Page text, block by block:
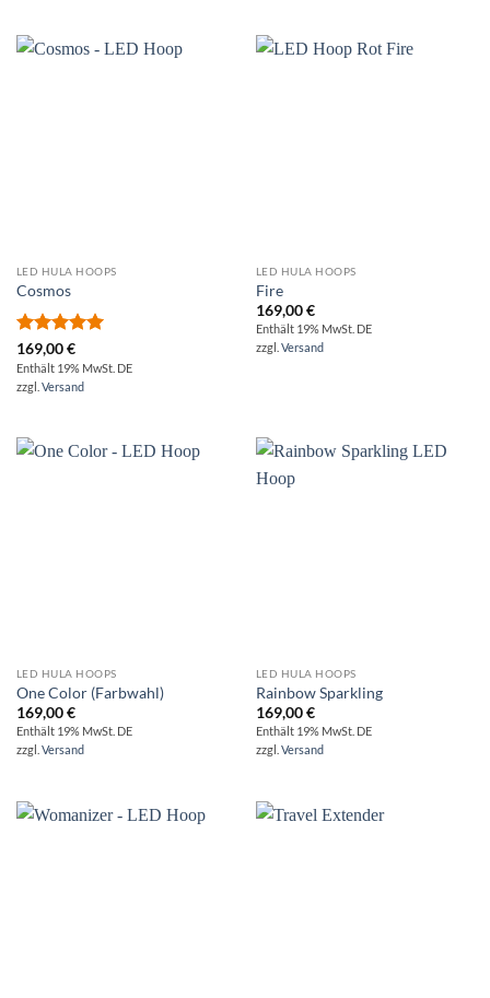
LED HULA HOOPS
Cosmos
Bewertet
mit5.00
von 5
169,00€
Enthält 19% MwSt. DE
zzgl. Versand
LED HULA HOOPS
Fire
169,00€
Enthält 19% MwSt. DE
zzgl. Versand
LED HULA HOOPS
One Color (Farbwahl)
169,00€
Enthält 19% MwSt. DE
zzgl. Versand
LED HULA HOOPS
Rainbow Sparkling
169,00€
Enthält 19% MwSt. DE
zzgl. Versand